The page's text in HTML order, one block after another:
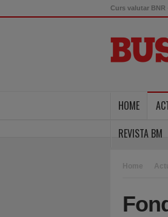
Curs valutar BNR
HOME
REVISTA BM
Home